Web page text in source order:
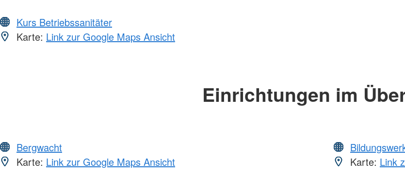
Kurs Betriebssanitäter
Karte: Link zur Google Maps Ansicht
Einrichtungen im
Bergwacht
Karte: Link zur Google Maps Ansicht
Karte: Link